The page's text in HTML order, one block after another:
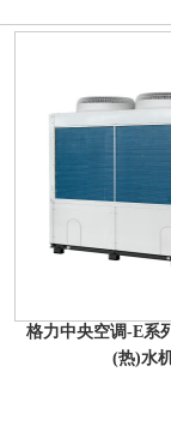
格力中央空调-E系
(热)水